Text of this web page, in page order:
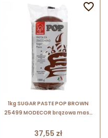
1kg SUGAR PASTE POP BROWN
25499 MODECOR brązowa masa
Cena
37,55 zł
